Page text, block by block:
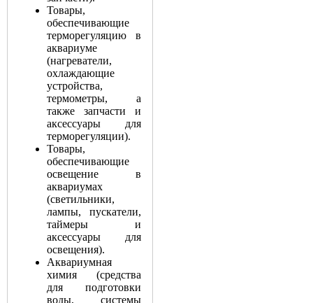
Товары,
обеспечивающие
терморегуляцию в
аквариуме
(нагреватели,
охлаждающие
устройства,
термометры, а
также запчасти и
аксессуары для
терморегуляции).
Товары,
обеспечивающие
освещение в
аквариумах
(светильники,
лампы, пускатели,
таймеры и
аксессуары для
освещения).
Аквариумная
химия (средства
для подготовки
воды, системы